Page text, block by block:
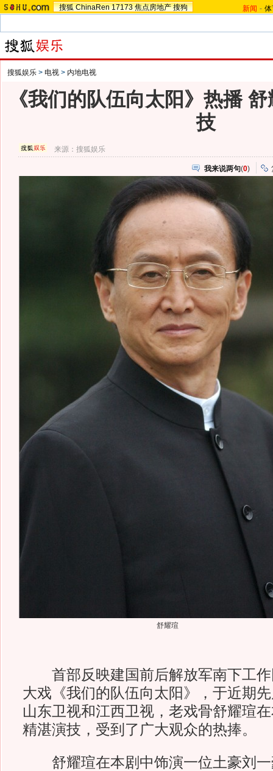
搜狐 ChinaRen 17173 焦点房地产 搜狗 新闻 -
搜狐娱乐 > 电视 > 内地电视
《我们的队伍向太阳》热播
技
来源：搜狐娱乐
我来说两句(0)
舒耀瑄
首部反映建国前后解放军南下工作
大戏《我们的队伍向太阳》，于近期
山东卫视和江西卫视，老戏骨舒耀瑄
精湛演技，受到了广大观众的热捧。
舒耀瑄在本剧中饰演一位土豪刘一